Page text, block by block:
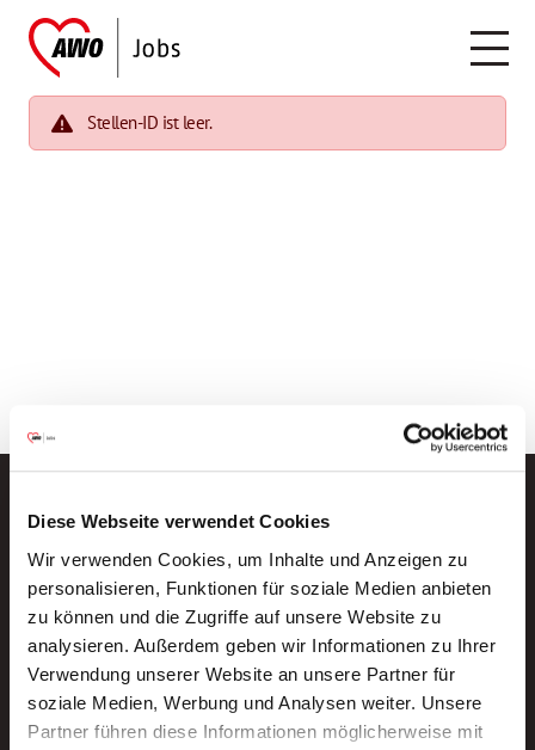
Diese Webseite verwendet Cookies
Wir verwenden Cookies, um Inhalte und Anzeigen zu
personalisieren, Funktionen für soziale Medien anbieten
zu können und die Zugriffe auf unsere Website zu
analysieren. Außerdem geben wir Informationen zu Ihrer
Verwendung unserer Website an unsere Partner für
soziale Medien, Werbung und Analysen weiter. Unsere
Partner führen diese Informationen möglicherweise mit
Stellen-ID ist leer.
Neue Stellen per E-Mail.
Ein kostenloser Service von AWO
Jobs.
E-Mail-Adresse eintragen